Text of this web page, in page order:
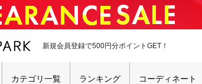
新規会員登録で500円分ポイントGET！
カテゴリ一覧 ランキング コーディネート